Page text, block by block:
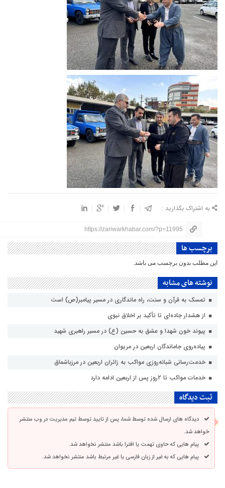
به اشتراک بگذارید :
https://zariwarkhabar.com/?p=11995
برچسب ها
این مطلب بدون برچسب می باشد.
نوشته های مشابه
تمسک به قرآن و سنت، راه ماندگاری در مسیر پیامبر(ص) است
از هشدار جاده‌ای تا تأکید بر اخلاق نبوی
پیوند خون شهدا و عشق به حسین (ع) در مسیر راهبری شهید
پیاده‌روی جاماندگان اربعین در مریوان
خدمت‌رسانی شبانه‌روزی مواکب به زائران اربعین در مرزباشماق
خدمات مواکب تا ۲روز پس از اربعین ادامه دارد
ثبت دیدگاه
دیدگاه های ارسال شده توسط شما، پس از تایید توسط تیم مدیریت در وب منتشر
خواهد شد.
پیام هایی که حاوی تهمت یا افترا باشد منتشر نخواهد شد.
پیام هایی که به غیر از زبان فارسی یا غیر مرتبط باشد منتشر نخواهد شد.